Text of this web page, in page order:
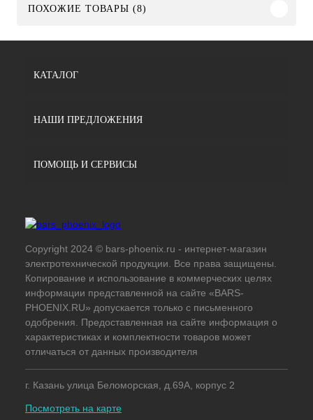
ПОХОЖИЕ ТОВАРЫ (8)
КАТАЛОГ
НАШИ ПРЕДЛОЖЕНИЯ
ПОМОЩЬ И СЕРВИСЫ
Copyright 2024 © bars-phoenix.ru - интернет-магазин
электротехнической продукции. Все права защищены.
Копирование и использование в коммерческих целях
информации представленной на сайте «BARS-
PHOENIX.RU» допускается только с письменного
одобрения. Предоставленная на сайте информация о
характеристиках и комплектности товаров может
отличаться от данных производителя
г. Казань улица Беломорская, д.69А, корпус 2
Посмотреть на карте